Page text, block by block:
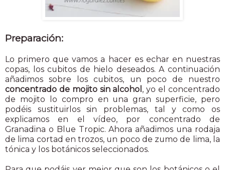
Preparación:
Lo primero que vamos a hacer es echar en nuestras
copas, los cubitos de hielo deseados. A continuación
añadimos sobre los cubitos, un poco de nuestro
concentrado de mojito sin alcohol , yo el concentrado
de mojito lo compro en una gran superficie, pero
podéis sustituirlos sin problemas, tal y como os
explicamos en el vídeo, por concentrado de
Granadina o Blue Tropic. Ahora añadimos una rodaja
de lima cortad en trozos, un poco de zumo de lima, la
tónica y los botánicos seleccionados.